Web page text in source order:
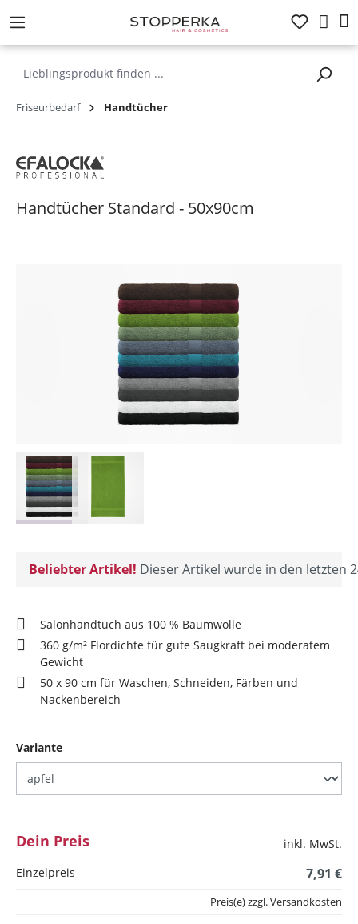
springen
Friseurbedarf Handtücher
Handtücher Standard - 50x90cm
Beliebter Artikel! Dieser Artikel wurde in den letzten
Salonhandtuch aus 100 % Baumwolle
360 g/m² Flordichte für gute Saugkraft bei moderatem
Gewicht
50 x 90 cm für Waschen, Schneiden, Färben und
Nackenbereich
Varianteauswählen
Dein Preis
inkl. MwSt.
Einzelpreis
7,91 €
Preis(e) zzgl. Versandkosten